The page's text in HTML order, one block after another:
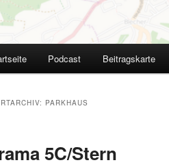
Podcast Beitragskarte
PARKHAUS
5C/Stern